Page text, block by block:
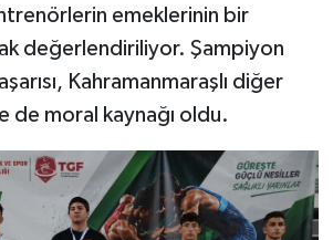
emeklerinin bir
değerlendiriliyor. Şampiyon
Kahramanmaraşlı diğer
de moral kaynağı oldu.